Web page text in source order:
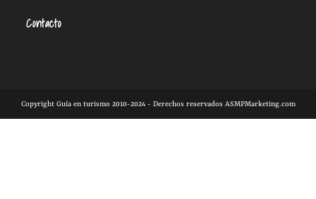
Contacto
Copyright Guía en turismo 2010-2024 - Derechos reservados ASMPMarketing.com